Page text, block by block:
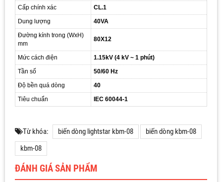
Cấp chính xác
CL.1
Dung lượng
40VA
Đường kính trong (WxH)
mm
80X12
Mức cách điện
1.15kV (4 kV ~ 1 phút)
Tần số
50/60 Hz
Độ bền quá dòng
40
Tiêu chuẩn
IEC 60044-1
Từ khóa: biến dòng lightstar kbm-08
biến dòng kbm-08
kbm-08
ĐÁNH GIÁ SẢN PHẨM